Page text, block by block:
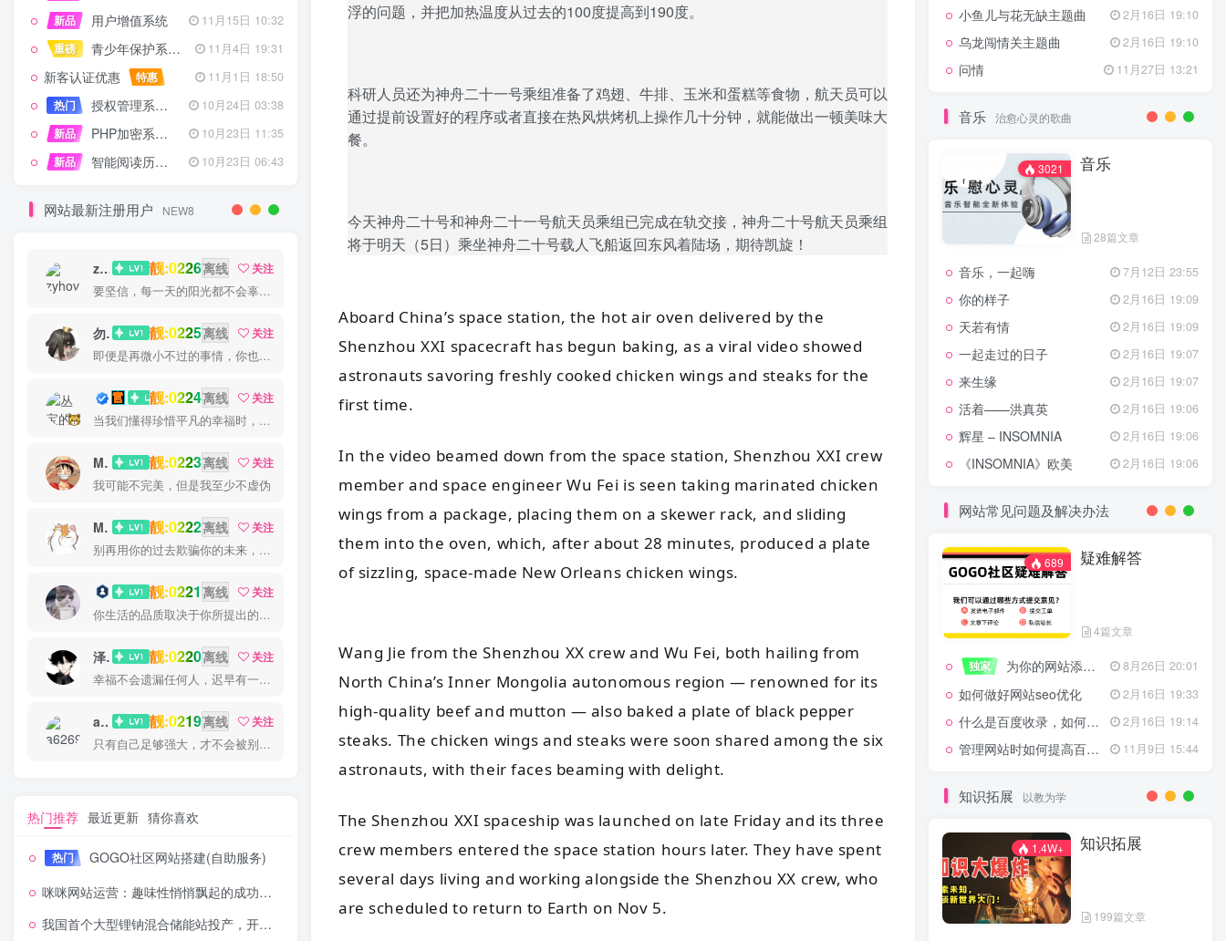
新品
用户增值系统
11月15日 10:32
重磅
青少年保护系统 专为子比主题开发 11月4日 19:31
新客认证优惠 特惠
11月1日 18:50
热门
授权管理系统子比主题专版
10月24日 03:38
新品
PHP加密系统专业版
10月23日 11:35
新品
智能阅读历史系统 10月23日 06:43
网站最新注册用户 NEW8
zyhove 靓:0226离线
关注
要坚信，每一天的阳光都不会辜负自己的笑容
勿听 靓:0225离线
关注
即便是再微小不过的事情，你也要用心去做。这就是成功的秘密
丛宝 靓:0224离线
关注
当我们懂得珍惜平凡的幸福时，就已经成了人生的赢家
MS-康娃 靓:0223离线
关注
我可能不完美，但是我至少不虚伪
Miss 先生 靓:0222离线
关注
别再用你的过去欺骗你的未来，过去已经过去了
猫小白 靓:0221 离线
关注
你生活的品质取决于你所提出的问题
泽宇 靓:0220离线
关注
幸福不会遗漏任何人，迟早有一天它会找到你
a626911 靓:0219离线
关注
只有自己足够强大，才不会被别人践踏
热门推荐 最近更新 猜你喜欢
热门
GOGO社区网站搭建(自助服务)
咪咪网站运营：趣味性悄悄飘起的成功风头
我国首个大型锂钠混合储能站投产，开启储能新时代
浮的问题，并把加热温度从过去的100度提高到190度。
科研人员还为神舟二十一号乘组准备了鸡翅、牛排、玉米和蛋糕等食物，航天员可以
通过提前设置好的程序或者直接在热风烘烤机上操作几十分钟，就能做出一顿美味大
餐。
今天神舟二十号和神舟二十一号航天员乘组已完成在轨交接，神舟二十号航天员乘组
将于明天（5日）乘坐神舟二十号载人飞船返回东风着陆场，期待凯旋！
Aboard China’s space station, the hot air oven delivered by the
Shenzhou XXI spacecraft has begun baking, as a viral video showed
astronauts savoring freshly cooked chicken wings and steaks for the
first time.
In the video beamed down from the space station, Shenzhou XXI crew
member and space engineer Wu Fei is seen taking marinated chicken
wings from a package, placing them on a skewer rack, and sliding
them into the oven, which, after about 28 minutes, produced a plate
of sizzling, space-made New Orleans chicken wings.
Wang Jie from the Shenzhou XX crew and Wu Fei, both hailing from
North China’s Inner Mongolia autonomous region — renowned for its
high-quality beef and mutton — also baked a plate of black pepper
steaks. The chicken wings and steaks were soon shared among the six
astronauts, with their faces beaming with delight.
The Shenzhou XXI spaceship was launched on late Friday and its three
crew members entered the space station hours later. They have spent
several days living and working alongside the Shenzhou XX crew, who
are scheduled to return to Earth on Nov 5.
小鱼儿与花无缺主题曲 2月16日 19:10
乌龙闯情关主题曲 2月16日 19:10
问情 11月27日 13:21
音乐 治愈心灵的歌曲
3021 音乐
28篇文章
音乐，一起嗨 7月12日 23:55
你的样子 2月16日 19:09
天若有情 2月16日 19:09
一起走过的日子 2月16日 19:07
来生缘 2月16日 19:07
活着——洪真英 2月16日 19:06
辉星 – INSOMNIA 2月16日 19:06
《INSOMNIA》欧美 2月16日 19:06
网站常见问题及解决办法
689 疑难解答
4篇文章
独家 为你的网站添加百度登录 8月26日 20:01
如何做好网站seo优化 2月16日 19:33
什么是百度收录，如何提高收录量？ 2月16日 19:14
管理网站时如何提高百度权重？ 11月9日 15:44
知识拓展 以教为学
1.4W+ 知识拓展
199篇文章